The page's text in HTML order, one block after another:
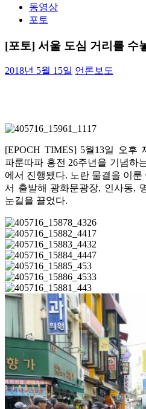
동영상
포토
[포토] 서울 도심 거리를 수
2018년 5월 15일 언론보도
[EPOCH TIMES] 5월13일 오후
파룬따파 홍전 26주년을 기념하
에서 진행됐다. 노란 물결을 이룬
서 출발해 광화문광장, 인사동,
눈길을 끌었다.